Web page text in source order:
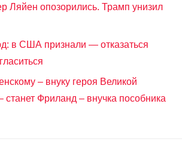
Ляйен опозорились. Трамп унизил
в США признали — отказаться
– внуку героя Великой
станет Фриланд – внучка пособника